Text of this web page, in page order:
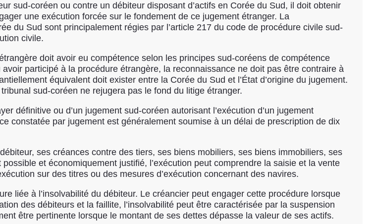
sud-coréen ou contre un débiteur disposant d’actifs en Corée du Sud, il doit obtenir
une exécution forcée sur le fondement de ce jugement étranger. La
du Sud sont principalement régies par l’article 217 du code de procédure civile sud-
civile.
doit avoir eu compétence selon les principes sud-coréens de compétence
participé à la procédure étrangère, la reconnaissance ne doit pas être contraire à
équivalent doit exister entre la Corée du Sud et l’État d’origine du jugement.
sud-coréen ne rejugera pas le fond du litige étranger.
définitive ou d’un jugement sud-coréen autorisant l’exécution d’un jugement
constatée par jugement est généralement soumise à un délai de prescription de dix
ses créances contre des tiers, ses biens mobiliers, ses biens immobiliers, ses
et économiquement justifié, l’exécution peut comprendre la saisie et la vente
sur des titres ou des mesures d’exécution concernant des navires.
liée à l’insolvabilité du débiteur. Le créancier peut engager cette procédure lorsque
des débiteurs et la faillite, l’insolvabilité peut être caractérisée par la suspension
être pertinente lorsque le montant de ses dettes dépasse la valeur de ses actifs.